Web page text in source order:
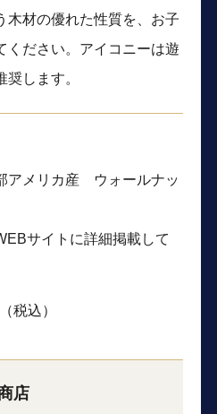
木材の優れた性質を、お子
ください。アイコニーは遊
します。
アメリカ産 ウォールナッ
サイトに詳細掲載して
（税込）
店